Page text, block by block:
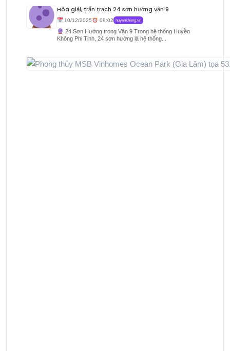
Hóa giải, trấn trạch 24 sơn hướng vận 9
10/12/2025 09:02 huyenkhong.vn
24 Sơn Hướng trong Vận 9 Trong hệ thống Huyền
Không Phi Tinh, 24 sơn hướng là hệ thống...